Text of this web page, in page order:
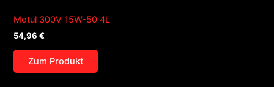
Motul 300V 15W-50 4L
54,96€
Zum Produkt